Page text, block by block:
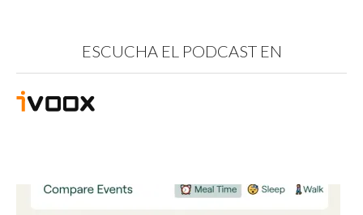
ESCUCHA EL PODCAST EN